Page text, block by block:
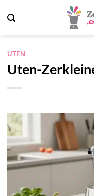
Inhalt
UTEN
Uten-